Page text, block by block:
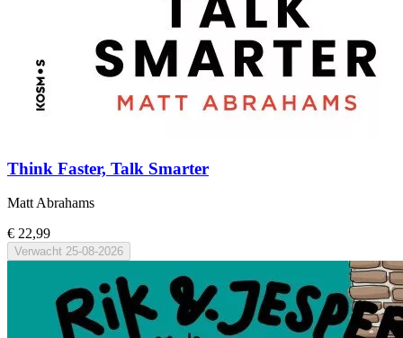
Think Faster, Talk Smarter
Matt Abrahams
€ 22,99
Verwacht 25-08-2026